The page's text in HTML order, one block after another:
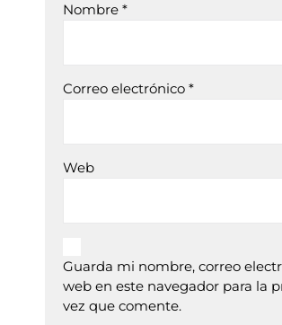
Nombre *
Correo electrónico *
Web
Guarda mi nombre, correo
web en este navegador para la
vez que comente.